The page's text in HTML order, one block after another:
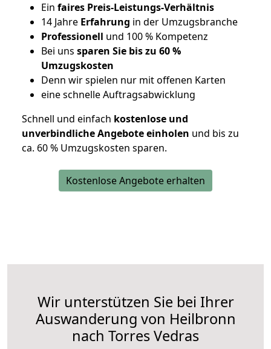
Ein faires Preis-Leistungs-Verhältnis
14 Jahre Erfahrung in der Umzugsbranche
Professionell und 100 % Kompetenz
Bei uns sparen Sie bis zu 60 %
Umzugskosten
Denn wir spielen nur mit offenen Karten
eine schnelle Auftragsabwicklung
Schnell und einfach kostenlose und
unverbindliche Angebote einholen und bis zu
ca. 60 % Umzugskosten sparen.
Kostenlose Angebote erhalten
Wir unterstützen Sie bei Ihrer
Auswanderung von Heilbronn
nach Torres Vedras